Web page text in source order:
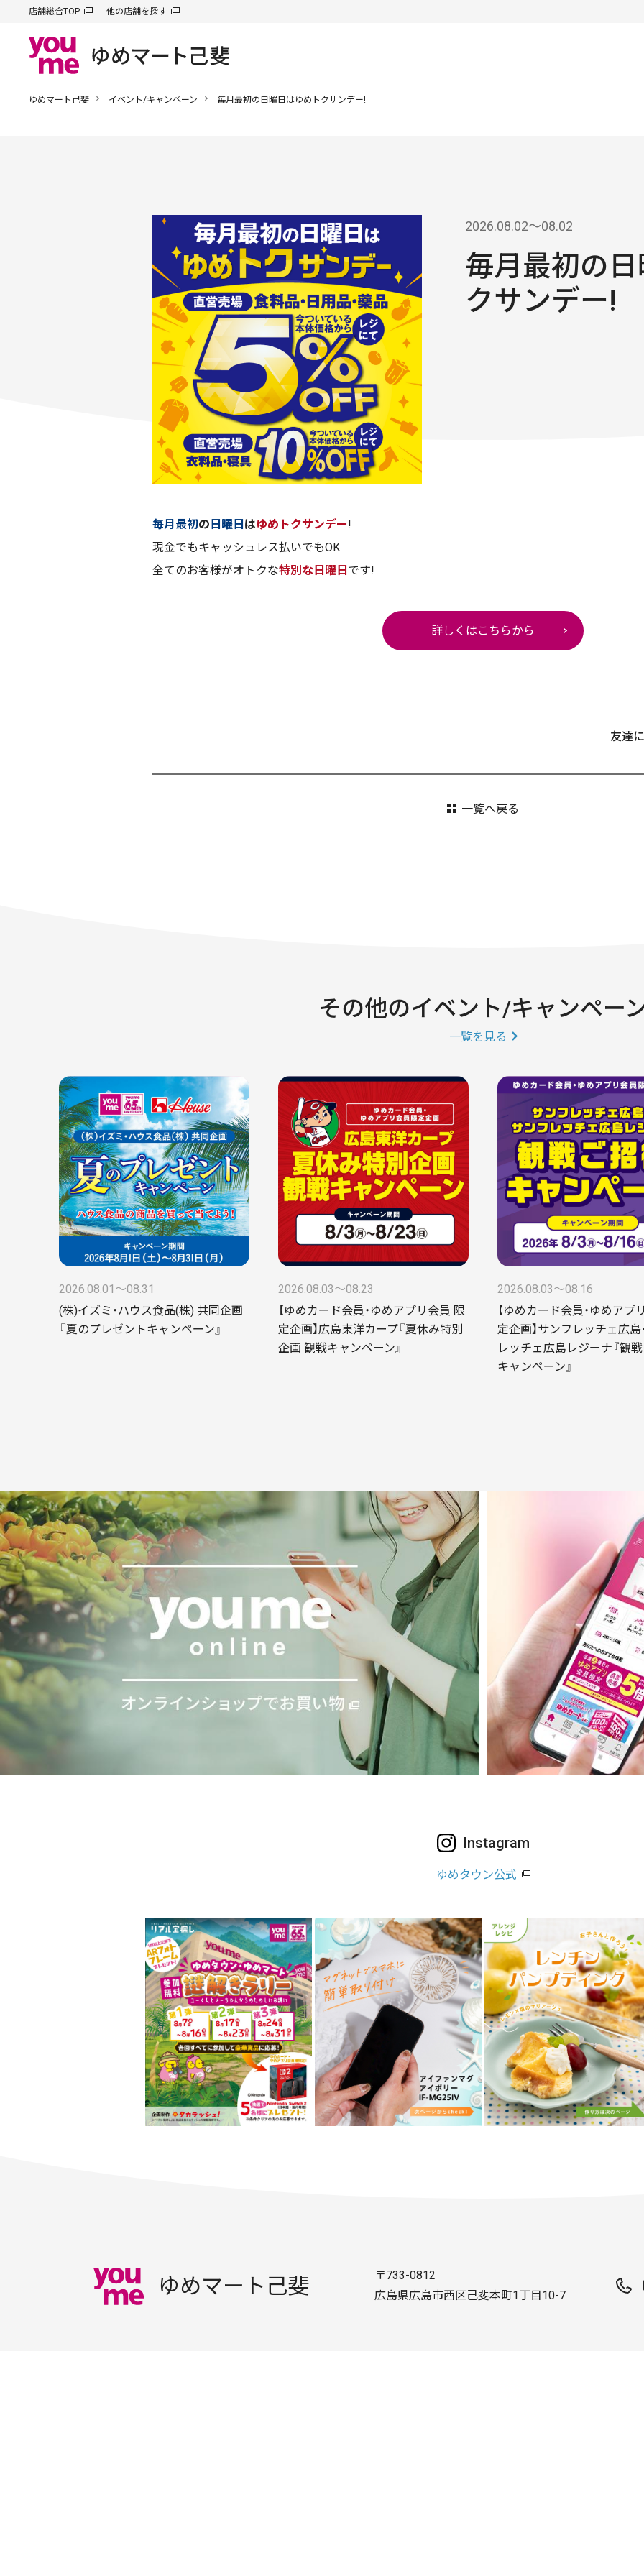
店舗総合TOP 他の店舗を探す
ゆめマート己斐 イベント/キャンペーン 毎月最初の日曜日はゆめトクサンデー!
2026.08.02〜08.02
毎月最初の
クサンデー!
毎月最初の 日曜日 はゆめトクサンデー!
現金でもキャッシュレス払いでもOK
全てのお客様がオトクな特別な日曜日 です!
詳しくはこちらから
友達
一覧へ戻る
その他のイベント/キャンペー
一覧を見る
2026.08.01〜08.31
(株)イズミ・ハウス食品(株) 共同企画
『夏のプレゼントキャンペーン』
2026.08.03〜08.23
【ゆめカード会員・ゆめアプリ会員 限
定企画】広島東洋カープ『夏休み特別
企画 観戦キャンペーン』
2026.08.03〜08.16
【ゆめカード会員・ゆめアプ
定企画】サンフレッチェ広島
レッチェ広島レジーナ『観
キャンペーン』
Instagram
ゆめタウン公式
ゆめマート己斐
〒733-0812
広島県広島市西区己斐本町1丁目10-7